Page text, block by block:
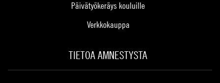
Päivätyökeräys kouluille
Verkkokauppa
TIETOA AMNESTYSTA